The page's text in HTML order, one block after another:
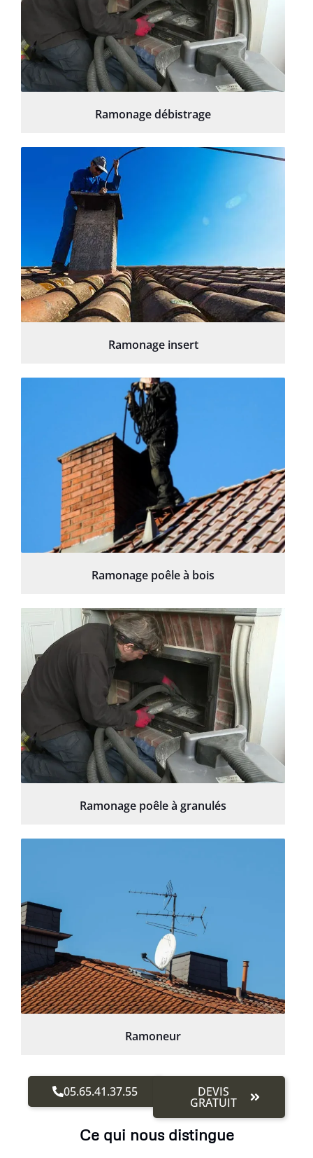
Ramonage débistrage
Ramonage insert
Ramonage poêle à bois
Ramonage poêle à granulés
Ramoneur
05.65.41.37.55 DEVIS
GRATUIT
Ce qui nous distingue